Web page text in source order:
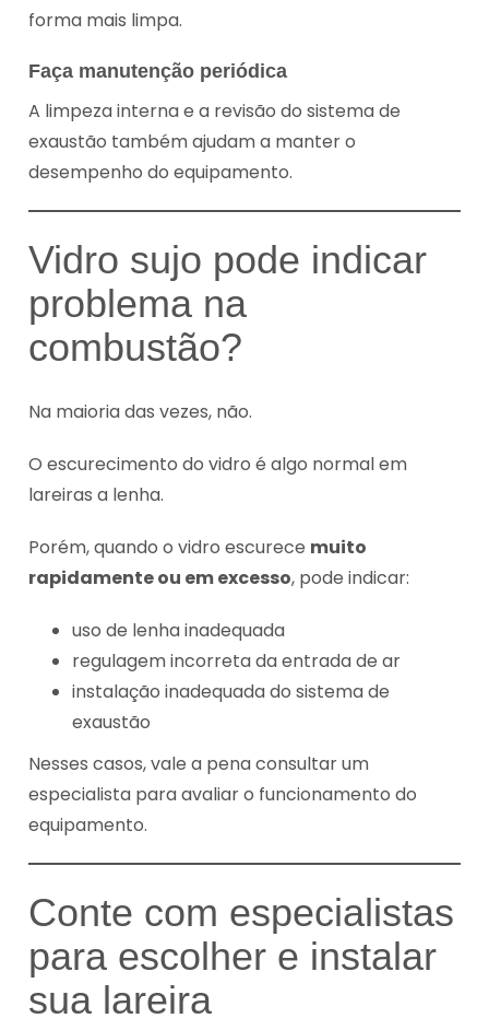
forma mais limpa.
Faça manutenção periódica
A limpeza interna e a revisão do sistema de
exaustão também ajudam a manter o
desempenho do equipamento.
Vidro sujo pode indicar
problema na
combustão?
Na maioria das vezes, não.
O escurecimento do vidro é algo normal em
lareiras a lenha.
Porém, quando o vidro escurece muito
rapidamente ou em excesso, pode indicar:
uso de lenha inadequada
regulagem incorreta da entrada de ar
instalação inadequada do sistema de
exaustão
Nesses casos, vale a pena consultar um
especialista para avaliar o funcionamento do
equipamento.
Conte com especialistas
para escolher e instalar
sua lareira